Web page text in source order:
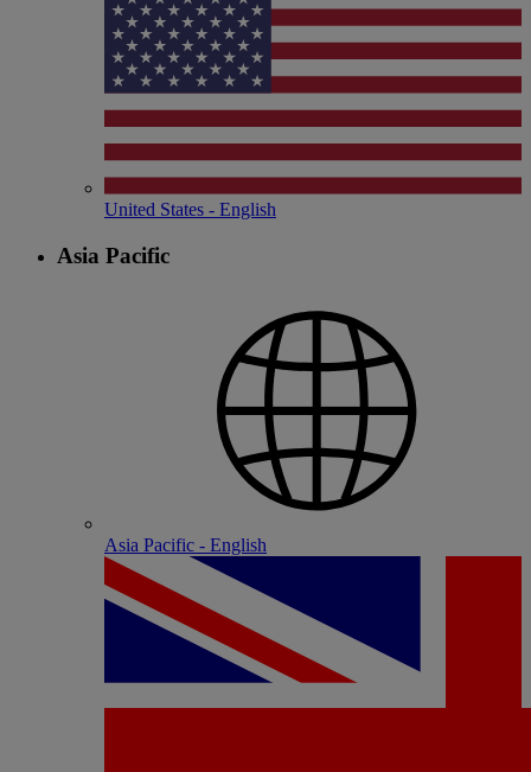
United States - English
Asia Pacific
Asia Pacific - English